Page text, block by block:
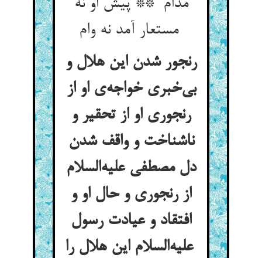
مدام ** پیش او نه
مستعار آمد نه وام
رنجور شدن این هلال و
بی‌خبری خواجه‌ی او از
رنجوری او از تحقیر و
ناشناخت و واقف شدن
دل مصطفی علیه‌السلام
از رنجوری و حال او و
افتقاد و عیادت رسول
علیه‌السلام این هلال را